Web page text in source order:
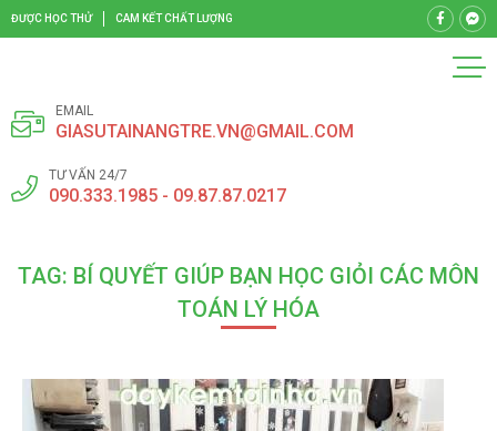
ĐƯỢC HỌC THỬ CAM KẾT CHẤT LƯỢNG
EMAIL
GIASUTAINANGTRE.VN@GMAIL.COM
TƯ VẤN 24/7
090.333.1985 - 09.87.87.0217
TAG: BÍ QUYẾT GIÚP BẠN HỌC GIỎI CÁC MÔN
TOÁN LÝ HÓA